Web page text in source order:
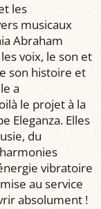
les
musicaux
Abraham
voix, le son et
son histoire et
a
le projet à la
Eleganza. Elles
du
vibratoire
au service
absolument !